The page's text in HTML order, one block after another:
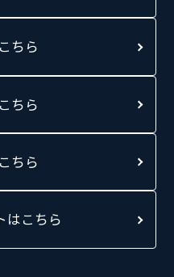
ちら
ちら
ちら
はこちら